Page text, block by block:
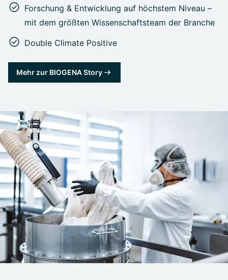
Forschung & Entwicklung auf höchstem Niveau –
mit dem größten Wissenschaftsteam der Branche
Double Climate Positive
Mehr zur BIOGENA Story